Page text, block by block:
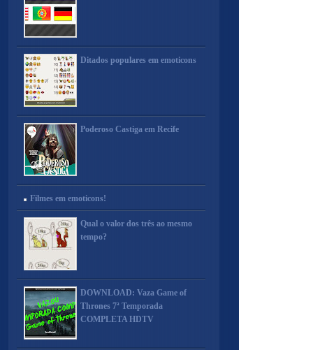
Ditados populares em emoticons
Poderoso Castiga em Recife
Filmes em emoticons!
Qual o valor dos três ao mesmo
tempo?
DOWNLOAD: Vaza Game of
Thrones 7ª Temporada
COMPLETA HDTV